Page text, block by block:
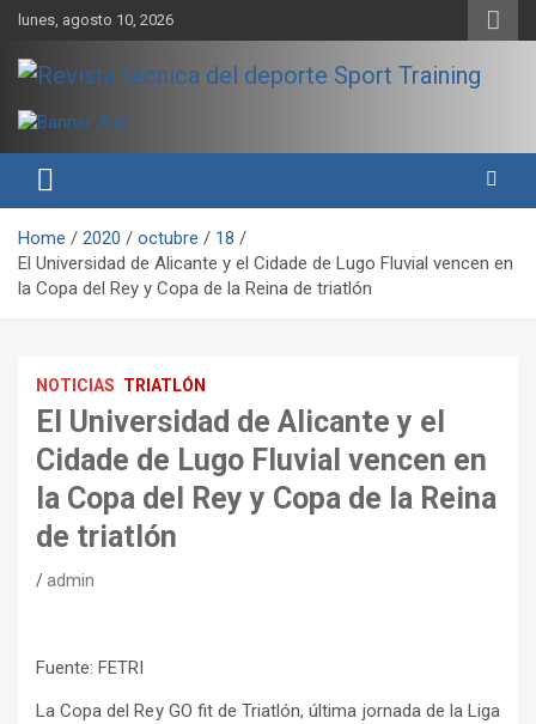
Skip
content
lunes, agosto 10, 2026
Revista técnica del deporte
Sport Training
rendimiento, nutrición y entrenamiento.
Home 2020 octubre
18
El Universidad de Alicante y el Cidade de Lugo Fluvial vencen en
la Copa del Rey y Copa de la Reina de triatlón
NOTICIAS TRIATLÓN
El Universidad de Alicante y el
Cidade de Lugo Fluvial vencen en
la Copa del Rey y Copa de la Reina
de triatlón
admin
Fuente: FETRI
La Copa del Rey GO fit de Triatlón, última jornada de la Liga